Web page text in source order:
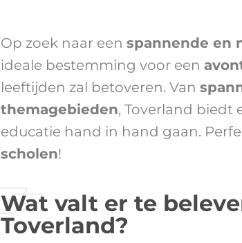
Op zoek naar een spannende en
ideale bestemming voor een
leeftijden zal betoveren. Van
themagebieden, Toverland biedt
educatie hand in hand gaan.
scholen!
Wat valt er te
Toverland?